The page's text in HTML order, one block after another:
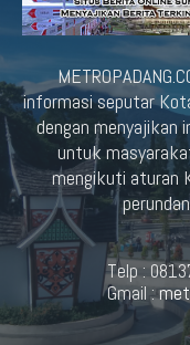
informasi seputar
dengan menyajikan
untuk
mengikuti aturan
Telp :
Gmail :